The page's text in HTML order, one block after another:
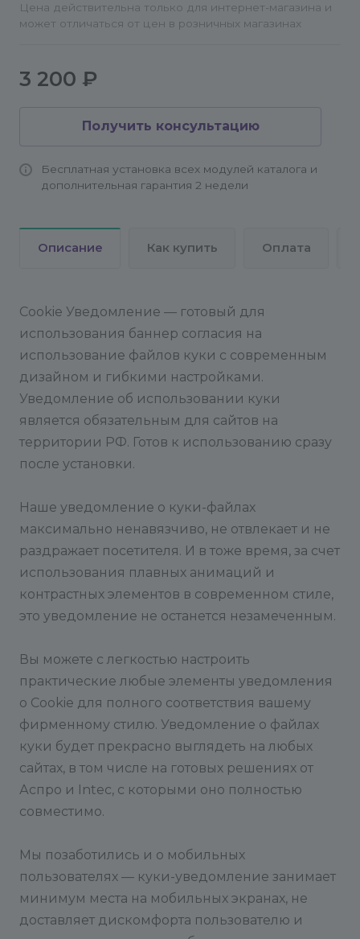
Цена действительна только для интернет-магазина и
может отличаться от цен в розничных магазинах
3 200 ₽
Получить консультацию
Бесплатная установка всех модулей каталога и
дополнительная гарантия 2 недели
Описание Как купить Оплата
Cookie Уведомление — готовый для
использования баннер согласия на
использование файлов куки с современным
дизайном и гибкими настройками.
Уведомление об использовании куки
является обязательным для сайтов на
территории РФ. Готов к использованию сразу
после установки.
Наше уведомление о куки-файлах
максимально ненавязчиво, не отвлекает и не
раздражает посетителя. И в тоже время, за счет
использования плавных анимаций и
контрастных элементов в современном стиле,
это уведомление не останется незамеченным.
Вы можете с легкостью настроить
практические любые элементы уведомления
о Cookie для полного соответствия вашему
фирменному стилю. Уведомление о файлах
куки будет прекрасно выглядеть на любых
сайтах, в том числе на готовых решениях от
Аспро и Intec, с которыми оно полностью
совместимо.
Мы позаботились и о мобильных
пользователях — куки-уведомление занимает
минимум места на мобильных экранах, не
доставляет дискомфорта пользователю и